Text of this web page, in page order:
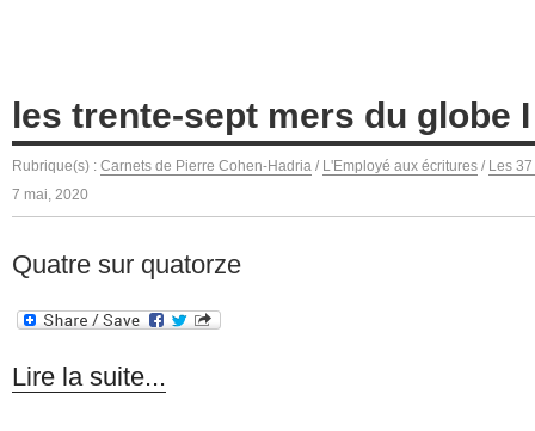
les trente-sept mers du globe I
Rubrique(s) : Carnets de Pierre Cohen-Hadria / L'Employé aux écritures / Les
7 mai, 2020
Quatre sur quatorze
Lire la suite...